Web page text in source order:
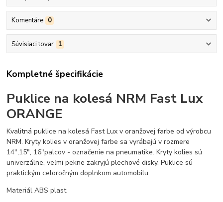
Komentáre 0
Súvisiaci tovar 1
Kompletné špecifikácie
Puklice na kolesá NRM Fast Lux
ORANGE
Kvalitná puklice na kolesá Fast Lux v oranžovej farbe od výrobcu
NRM. Kryty kolies v oranžovej farbe sa vyrábajú v rozmere
14",15", 16"palcov - označenie na pneumatike. Kryty kolies sú
univerzálne, veľmi pekne zakryjú plechové disky. Puklice sú
praktickým celoročným doplnkom automobilu.
Materiál ABS plast.